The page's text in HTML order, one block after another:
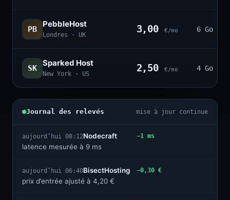
PB
PebbleHost
Londres · UK
3,00 €/mo 6 Go ·
SK
Sparked Host
New York · US
2,50 €/mo 4 Go ·
Journal des relevés mise à jour continue
aujourd’hui 08:12Nodecraft
latence mesurée à 9 ms
−1 ms
aujourd’hui 06:40BisectHosting
prix d’entrée ajusté à 4,20 €
−0,30 €